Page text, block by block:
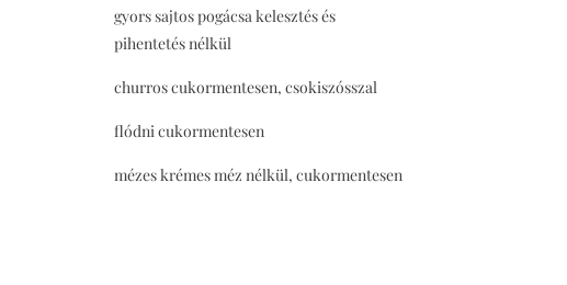
gyors sajtos pogácsa kelesztés és
pihentetés nélkül
churros cukormentesen, csokiszósszal
flódni cukormentesen
mézes krémes méz nélkül, cukormentesen